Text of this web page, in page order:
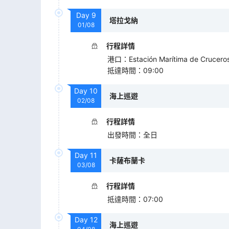
Day 9
01/08
塔拉戈納
行程詳情
港口 ： Estación Marítima de
抵達時間 ： 09:00
Day 10
02/08
海上巡遊
行程詳情
出發時間 ： 全日
Day 11
03/08
卡薩布蘭卡
行程詳情
抵達時間 ： 07:00
Day 12
海上巡遊